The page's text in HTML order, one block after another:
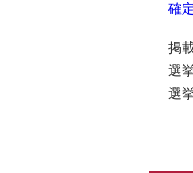
確
掲
選
選